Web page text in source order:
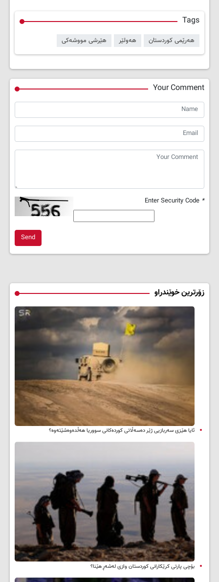
Tags
هەرێمی کوردستان هەولێر هێرشی مووشەکی
Your Comment
*
Send
زۆرترین خوێندراو
ئایا هێزی سەربازیی ژێر دەسەڵاتی کوردەکانی سووریا هەڵدەوەشێتەوە؟
بۆچی پارتی کرێکارانی کوردستان وازی لەشەڕ هێنا؟